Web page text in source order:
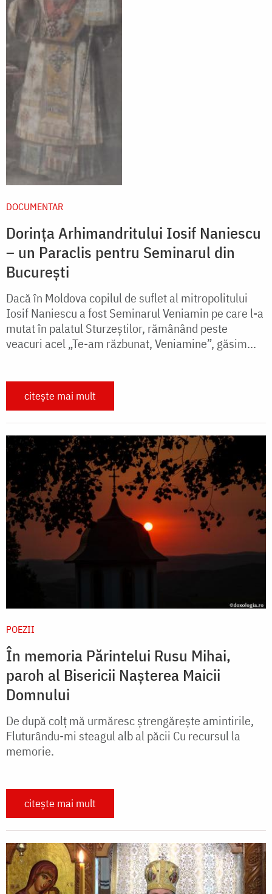
DOCUMENTAR
Dorinţa Arhimandritului Iosif Naniescu
– un Paraclis pentru Seminarul din
Bucureşti
Dacă în Moldova copilul de suflet al mitropolitului
Iosif Naniescu a fost Seminarul Veniamin pe care l-a
mutat în palatul Sturzeştilor, rămânând peste
veacuri acel „Te-am răzbunat, Veniamine”, găsim...
citește mai mult
POEZII
În memoria Părintelui Rusu Mihai,
paroh al Bisericii Nașterea Maicii
Domnului
De după colţ mă urmăresc ştrengăreşte amintirile,
Fluturându-mi steagul alb al păcii Cu recursul la
memorie.
citește mai mult